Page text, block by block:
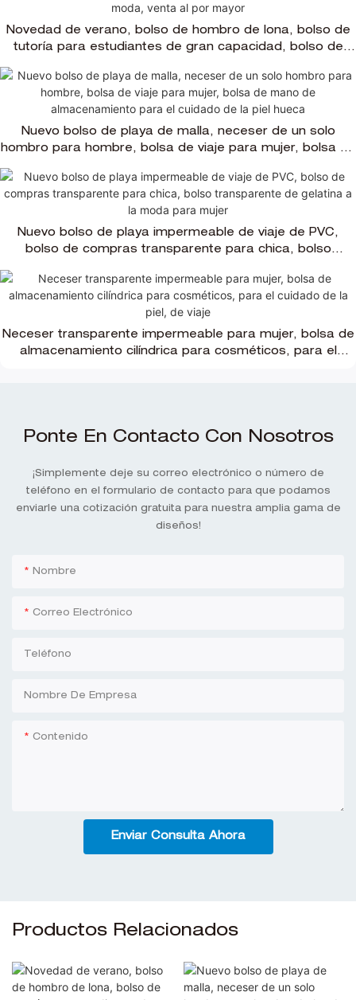
Novedad de verano, bolso de hombro de lona, ​​bolso de
tutoría para estudiantes de gran capacidad, bolso de
Nuevo bolso de playa de malla, neceser de un solo
hombro para hombre, bolsa de viaje para mujer, bolsa de
hueca
Nuevo bolso de playa impermeable de viaje de PVC,
bolso de compras transparente para chica, bolso
Neceser transparente impermeable para mujer, bolsa de
almacenamiento cilíndrica para cosméticos, para el
Ponte En Contacto Con Nosotros
¡Simplemente deje su correo electrónico o número de
teléfono en el formulario de contacto para que podamos
enviarle una cotización gratuita para nuestra amplia gama de
diseños!
Nombre
Correo Electrónico
Teléfono
Nombre De Empresa
Contenido
Enviar Consulta Ahora
Productos Relacionados